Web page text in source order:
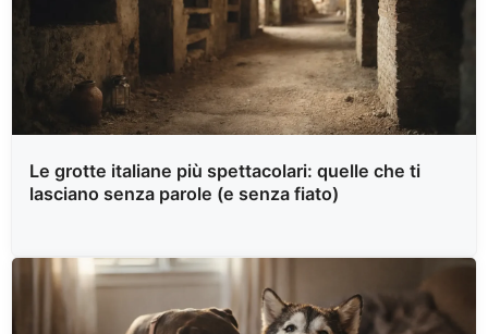
Le grotte italiane più spettacolari: quelle che ti
lasciano senza parole (e senza fiato)